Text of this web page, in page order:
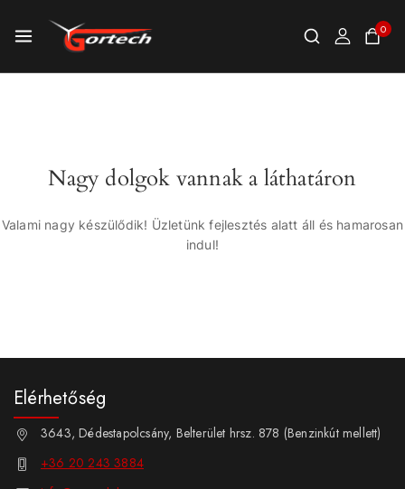
0
Nagy dolgok vannak a láthatáron
Valami nagy készülődik! Üzletünk fejlesztés alatt áll és hamarosan
indul!
Elérhetőség
3643, Dédestapolcsány, Belterület hrsz. 878 (Benzinkút mellett)
+36 20 243 3884